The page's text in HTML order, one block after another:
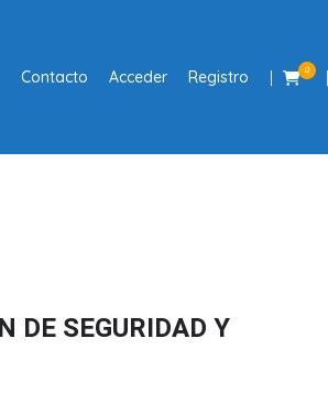
Contacto Acceder Registro 0
DE SEGURIDAD Y